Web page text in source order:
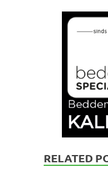
RELATED